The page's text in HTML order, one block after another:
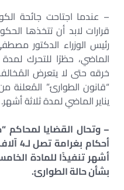
– عندما اجتاحت جائحة
قرارات لابد أن تتخذها
الماضي، حظرًا للتحرك
خرقه حتى لا يتعرض
“قانون الطوارئ” المُعلنة
يناير الماضي لمدة ثلاثة أشهر.
– وتحال القضايا لمحاكم
بشأن حالة الطوارئ.